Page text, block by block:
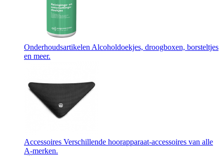
Onderhoudsartikelen Alcoholdoekjes, droogboxen, borsteltjes
en meer.
Accessoires Verschillende hoorapparaat-accessoires van alle
A-merken.